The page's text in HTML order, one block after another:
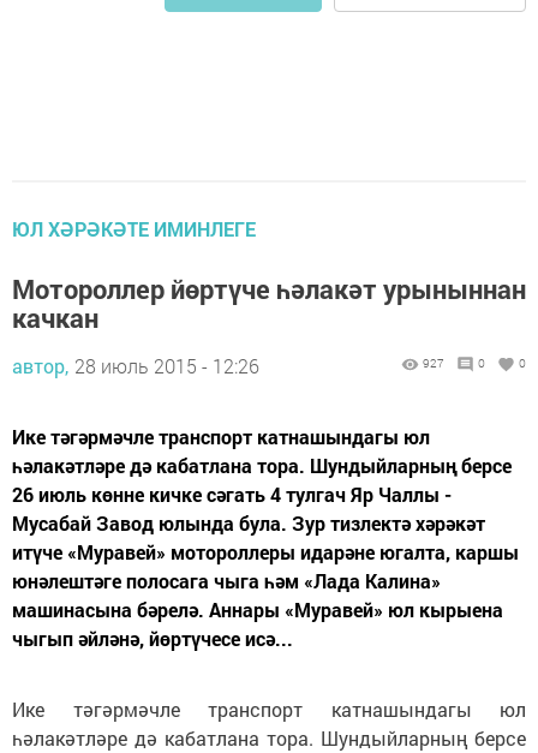
ЮЛ ХӘРӘКӘТЕ ИМИНЛЕГЕ
Мотороллер йөртүче һәлакәт урыныннан
качкан
автор, 28 июль 2015 - 12:26 927 0 0
Ике тәгәрмәчле транспорт катнашындагы юл
һәлакәтләре дә кабатлана тора. Шундыйларның берсе
26 июль көнне кичке сәгать 4 тулгач Яр Чаллы -
Мусабай Завод юлында була. Зур тизлектә хәрәкәт
итүче «Муравей» мотороллеры идарәне югалта, каршы
юнәлештәге полосага чыга һәм «Лада Калина»
машинасына бәрелә. Аннары «Муравей» юл кырыена
чыгып әйләнә, йөртүчесе исә...
Ике тәгәрмәчле транспорт катнашындагы юл
һәлакәтләре дә кабатлана тора. Шундыйларның берсе